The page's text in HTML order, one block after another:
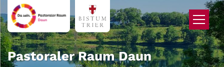
Zum Inhalt springen
Pastoraler Raum Daun